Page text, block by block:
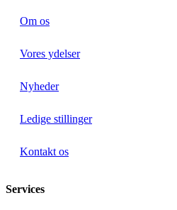
Om os
Vores ydelser
Nyheder
Ledige stillinger
Kontakt os
Services